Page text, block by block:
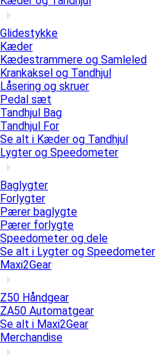
Glidestykke
Kæder
Kædestrammere og Samleled
Krankaksel og Tandhjul
Låsering og skruer
Pedal sæt
Tandhjul Bag
Tandhjul For
Se alt i Kæder og Tandhjul
Lygter og Speedometer
Baglygter
Forlygter
Pærer baglygte
Pærer forlygte
Speedometer og dele
Se alt i Lygter og Speedometer
Maxi2Gear
Z50 Håndgear
ZA50 Automatgear
Se alt i Maxi2Gear
Merchandise